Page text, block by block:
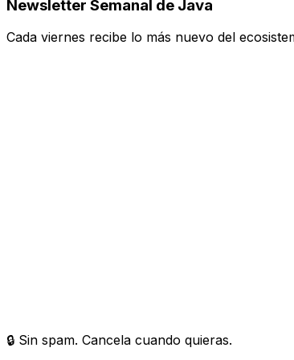
Newsletter Semanal de Java
Cada viernes recibe lo más nuevo del
🔒 Sin spam. Cancela cuando quieras.